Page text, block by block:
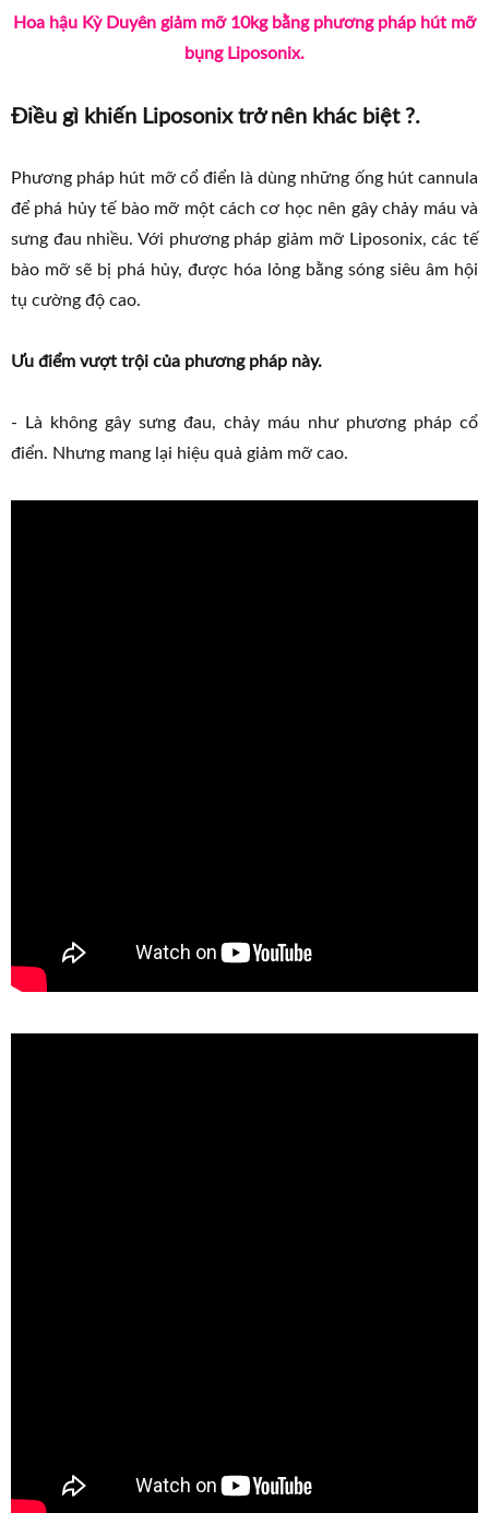
Hoa hậu Kỳ Duyên giảm mỡ 10kg bằng phương pháp hút mỡ
bụng Liposonix.
Điều gì khiến Liposonix trở nên khác biệt ?.
Phương pháp hút mỡ cổ điển là dùng những ống hút cannula
để phá hủy tế bào mỡ một cách cơ học nên gây chảy máu và
sưng đau nhiều. Với phương pháp giảm mỡ Liposonix, các tế
bào mỡ sẽ bị phá hủy, được hóa lỏng bằng sóng siêu âm hội
tụ cường độ cao.
Ưu điểm vượt trội của phương pháp này.
- Là không gây sưng đau, chảy máu như phương pháp cổ
điển. Nhưng mang lại hiệu quả giảm mỡ cao.